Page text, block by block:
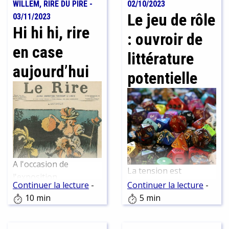
WILLEM, RIRE DU PIRE -
03/11/2023
Hi hi hi, rire
en case
aujourd’hui
A l'occasion de
l'exposition
rétrospective "Rire du
pire" de Willem en
Continuer la lecture -
10 min
02/10/2023
Le jeu de rôle
: ouvroir de
littérature
potentielle
La tension est
palpable : tous les
regards sont tournés
vers le dé à vingt faces
Continuer la lecture -
5 min